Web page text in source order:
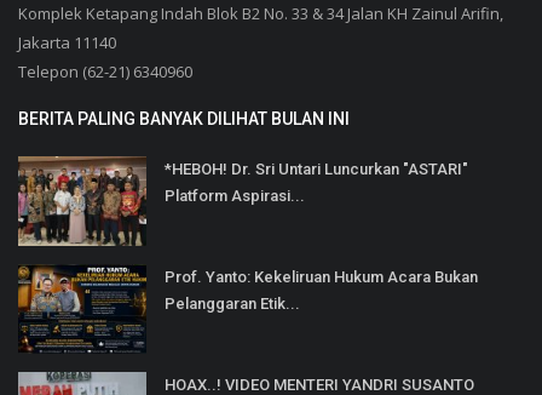
Komplek Ketapang Indah Blok B2 No. 33 & 34 Jalan KH Zainul Arifin,
Jakarta 11140
Telepon (62-21) 6340960
BERITA PALING BANYAK DILIHAT BULAN INI
*HEBOH! Dr. Sri Untari Luncurkan "ASTARI"
Platform Aspirasi...
Prof. Yanto: Kekeliruan Hukum Acara Bukan
Pelanggaran Etik...
HOAX..! VIDEO MENTERI YANDRI SUSANTO